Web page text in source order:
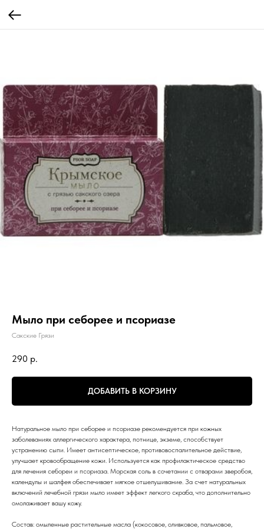
Мыло при себорее и псориазе
Сакские Грязи
290 р.
ДОБАВИТЬ В КОРЗИНУ
Натуральное мыло при себорее и псориазе рекомендуется при кожных
заболеваниях аллергического характера, потнице, экземе, способствует
устранению сыпи. Имеет антисептическое, противовоспалительное действие,
улучшает кровообращение кожи. Используется как профилактическое средство
для лечения себореи и псориаза. Морская соль в сочетании с отварами зверобоя,
календулы и шалфея обеспечивает мягкое отшелушивание. За счет натуральных
включений лечебной грязи мыло имеет эффект легкого скраба, что дополнительно
омолаживает вашу кожу.
Состав: омыленные растительные масла (кокосовое, оливковое, пальмовое,